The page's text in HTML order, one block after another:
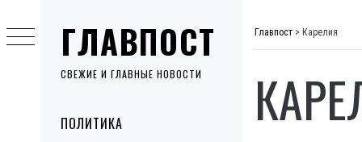
ГЛАВПОСТ
СВЕЖИЕ И ГЛАВНЫЕ НОВОСТИ
MenuПОЛИТИКА
to
content
Главпост > Карелия